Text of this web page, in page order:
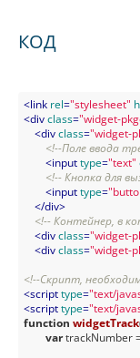
КОД
<link rel="stylesheet"
<divclass="widget-
<divclass="widget-
<!--Поле ввода
<inputtype="text"
<!-- Кнопка для
<inputtype=
</div>
<!-- Контейнер, в
<divclass="widget-
<divclass="widget-
<!--Скрипт,
<scripttype="text/
<scripttype="text/
function widgetTrack
var trackNumber